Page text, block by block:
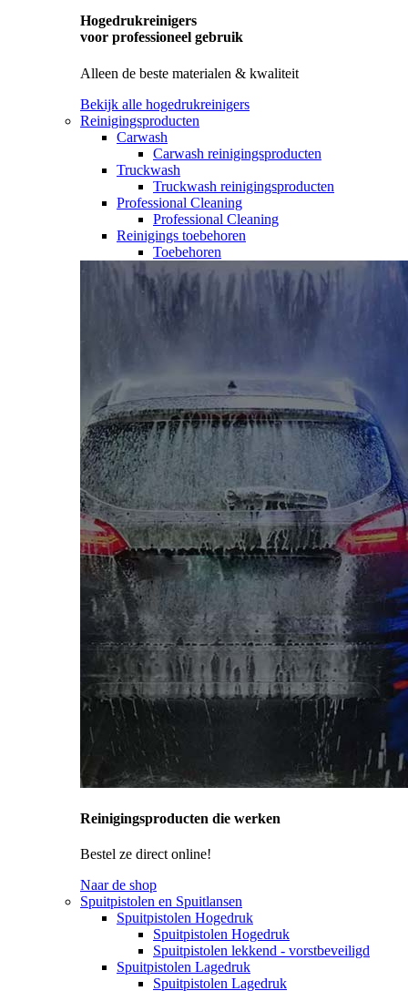
Hogedrukreinigers
voor professioneel gebruik
Alleen de beste materialen & kwaliteit
Bekijk alle hogedrukreinigers
Reinigingsproducten
Carwash
Carwash reinigingsproducten
Truckwash
Truckwash reinigingsproducten
Professional Cleaning
Professional Cleaning
Reinigings toebehoren
Toebehoren
Reinigingsproducten die werken
Bestel ze direct online!
Naar de shop
Spuitpistolen en Spuitlansen
Spuitpistolen Hogedruk
Spuitpistolen Hogedruk
Spuitpistolen lekkend - vorstbeveiligd
Spuitpistolen Lagedruk
Spuitpistolen Lagedruk